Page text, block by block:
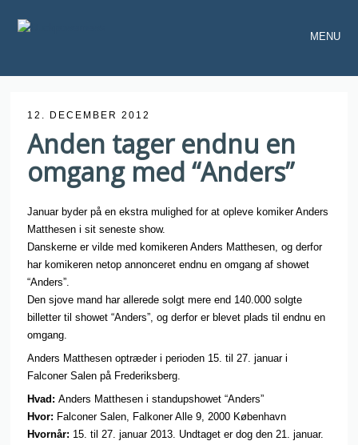
MENU
12. DECEMBER 2012
Anden tager endnu en
omgang med “Anders”
Januar byder på en ekstra mulighed for at opleve komiker Anders
Matthesen i sit seneste show.
Danskerne er vilde med komikeren Anders Matthesen, og derfor
har komikeren netop annonceret endnu en omgang af showet
“Anders”.
Den sjove mand har allerede solgt mere end 140.000 solgte
billetter til showet “Anders”, og derfor er blevet plads til endnu en
omgang.
Anders Matthesen optræder i perioden 15. til 27. januar i
Falconer Salen på Frederiksberg.
Hvad: Anders Matthesen i standupshowet “Anders”
Hvor: Falconer Salen, Falkoner Alle 9, 2000 København
Hvornår: 15. til 27. januar 2013. Undtaget er dog den 21. januar.